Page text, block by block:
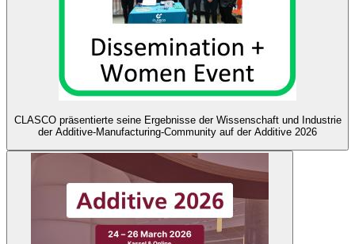
CLASCO präsentierte seine Ergebnisse der Wissenschaft und Industrie
der Additive-Manufacturing-Community auf der Additive 2026